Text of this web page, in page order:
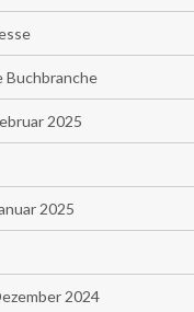
Buchbranche
2025
2025
2024